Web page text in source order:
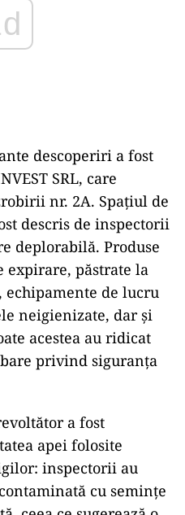
descoperiri a fost
SRL, care
nr. 2A. Spațiul de
descris de inspectorii
deplorabilă. Produse
expirare, păstrate la
de lucru
neigienizate, dar și
acestea au ridicat
privind siguranța
a fost
apei folosite
inspectorii au
cu semințe